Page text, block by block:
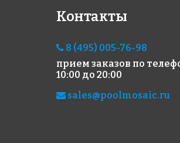
Rose C 91
327x327
Контакты
8 (495) 005-76-98
прием заказов по
10:00 до 20:00
sales@poolmosaic.ru